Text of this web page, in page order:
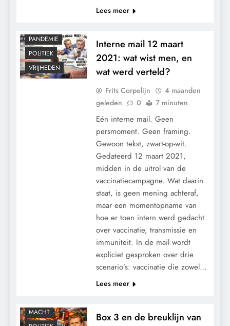
Lees meer
PANDEMIE
POLITIEK
VRIJHEDEN
Interne mail 12 maart
2021: wat wist men, en
wat werd verteld?
Frits Corpelijn
4 maanden
geleden
0 7 minuten
Eén interne mail. Geen
persmoment. Geen framing.
Gewoon tekst, zwart-op-wit.
Gedateerd 12 maart 2021,
midden in de uitrol van de
vaccinatiecampagne. Wat daarin
staat, is geen mening achteraf,
maar een momentopname van
hoe er toen intern werd gedacht
over vaccinatie, transmissie en
immuniteit. In de mail wordt
expliciet gesproken over drie
scenario’s: vaccinatie die zowel…
Lees meer
MACHT
Box 3 en de breuklijn van